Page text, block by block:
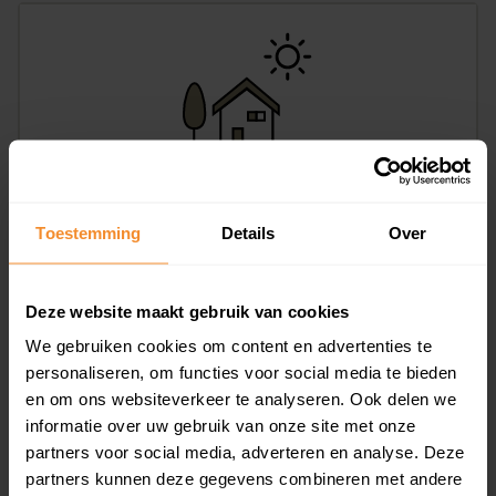
Toestemming Details Over
Deze website maakt gebruik van cookies
We gebruiken cookies om content en advertenties te
personaliseren, om functies voor social media te bieden
en om ons websiteverkeer te analyseren. Ook delen we
informatie over uw gebruik van onze site met onze
partners voor social media, adverteren en analyse. Deze
partners kunnen deze gegevens combineren met andere
406 m2